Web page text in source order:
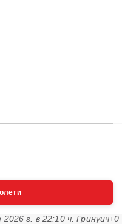
2026 г. в 22:10 ч. Гринуич+0